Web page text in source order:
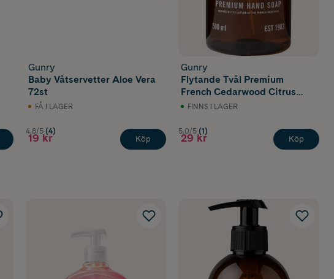
Gunry
Baby Våtservetter Aloe Vera
72st
FÅ I LAGER
4.8/5 (4)
19 kr Köp
Gunry
Flytande Tvål Premium
French Cedarwood Citrus
500 ml
FINNS I LAGER
5.0/5 (1)
29 kr Köp